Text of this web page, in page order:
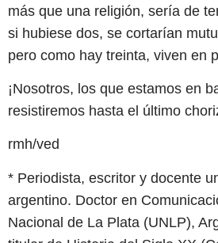
más que una religión, sería de
si hubiese dos, se cortarían
pero como hay treinta, viven en
¡Nosotros, los que estamos en
resistiremos hasta el último
rmh/ved
* Periodista, escritor y docente
argentino. Doctor en
Nacional de La Plata (UNLP),